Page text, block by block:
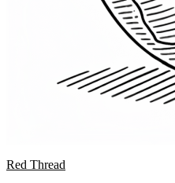
Red Thread